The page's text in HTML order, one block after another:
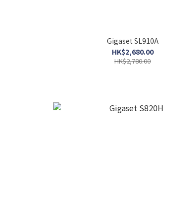
Gigaset SL910A
HK$2,680.00
HK$2,780.00